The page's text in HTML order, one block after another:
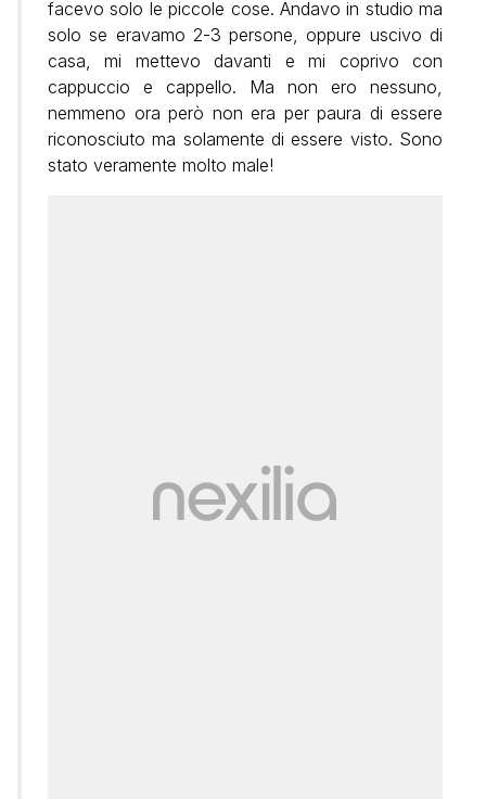
facevo solo le piccole cose. Andavo in studio ma
solo se eravamo 2-3 persone, oppure uscivo di
casa, mi mettevo davanti e mi coprivo con
cappuccio e cappello. Ma non ero nessuno,
nemmeno ora però non era per paura di essere
riconosciuto ma solamente di essere visto. Sono
stato veramente molto male!